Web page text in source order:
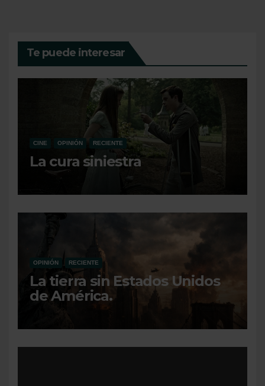
Te puede interesar
CINE OPINIÓN RECIENTE
La cura siniestra
OPINIÓN RECIENTE
La tierra sin Estados Unidos
de América.